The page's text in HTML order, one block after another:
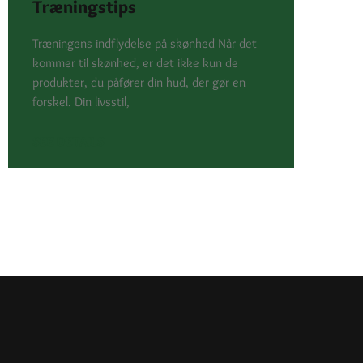
Træningstips
Træningens indflydelse på skønhed Når det
kommer til skønhed, er det ikke kun de
produkter, du påfører din hud, der gør en
forskel. Din livsstil,